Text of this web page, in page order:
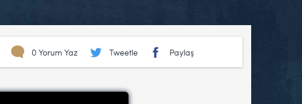
0 Yorum Yaz Tweetle Paylaş